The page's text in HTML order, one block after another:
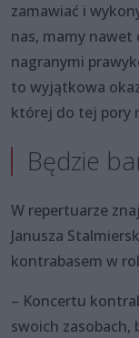
zamawiać i
nas, mamy nawet
nagranymi
to wyjątkowa
której do tej pory
Będzie
W repertuarze
Janusza
kontrabasem w
– Koncertu
swoich zasobach,